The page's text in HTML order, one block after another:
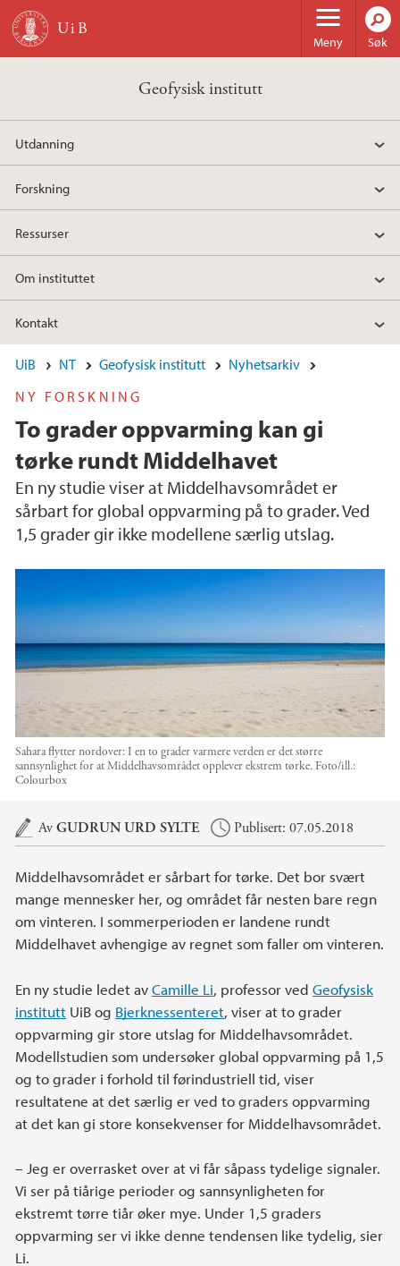
Hopp til hovedinnhold
Meny Søk
Geofysisk institutt
Utdanning
Forskning
Ressurser
Om instituttet
Kontakt
UiB NT Geofysisk institutt
Nyhetsarkiv
NY FORSKNING
To grader oppvarming kan gi
tørke rundt Middelhavet
En ny studie viser at Middelhavsområdet er
sårbart for global oppvarming på to grader. Ved
1,5 grader gir ikke modellene særlig utslag.
Sahara flytter nordover: I en to grader varmere verden er det større
sannsynlighet for at Middelhavsområdet opplever ekstrem tørke. Foto/ill.:
Colourbox
Hovedinnhold
AvGUDRUN URD SYLTE Publisert: 07.05.2018
Middelhavsområdet er sårbart for tørke. Det bor svært
mange mennesker her, og området får nesten bare regn
om vinteren. I sommerperioden er landene rundt
Middelhavet avhengige av regnet som faller om vinteren.
En ny studie ledet avCamille Li, professor ved Geofysisk
institutt UiB og Bjerknessenteret, viser at to grader
oppvarming gir store utslag for Middelhavsområdet.
Modellstudien som undersøker global oppvarming på 1,5
og to grader i forhold til førindustriell tid, viser
resultatene at det særlig er ved to graders oppvarming
at det kan gi store konsekvenser for Middelhavsområdet.
– Jeg er overrasket over at vi får såpass tydelige signaler.
Vi ser på tiårige perioder og sannsynligheten for
ekstremt tørre tiår øker mye. Under 1,5 graders
oppvarming ser vi ikke denne tendensen like tydelig, sier
Li.